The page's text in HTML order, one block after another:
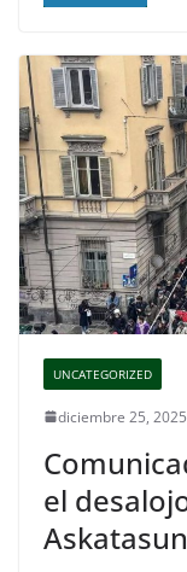
UNCATEGORIZED
diciembre 25, 2025
el